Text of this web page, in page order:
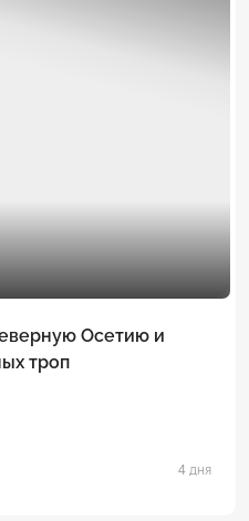
Осетию и
троп
4 дня